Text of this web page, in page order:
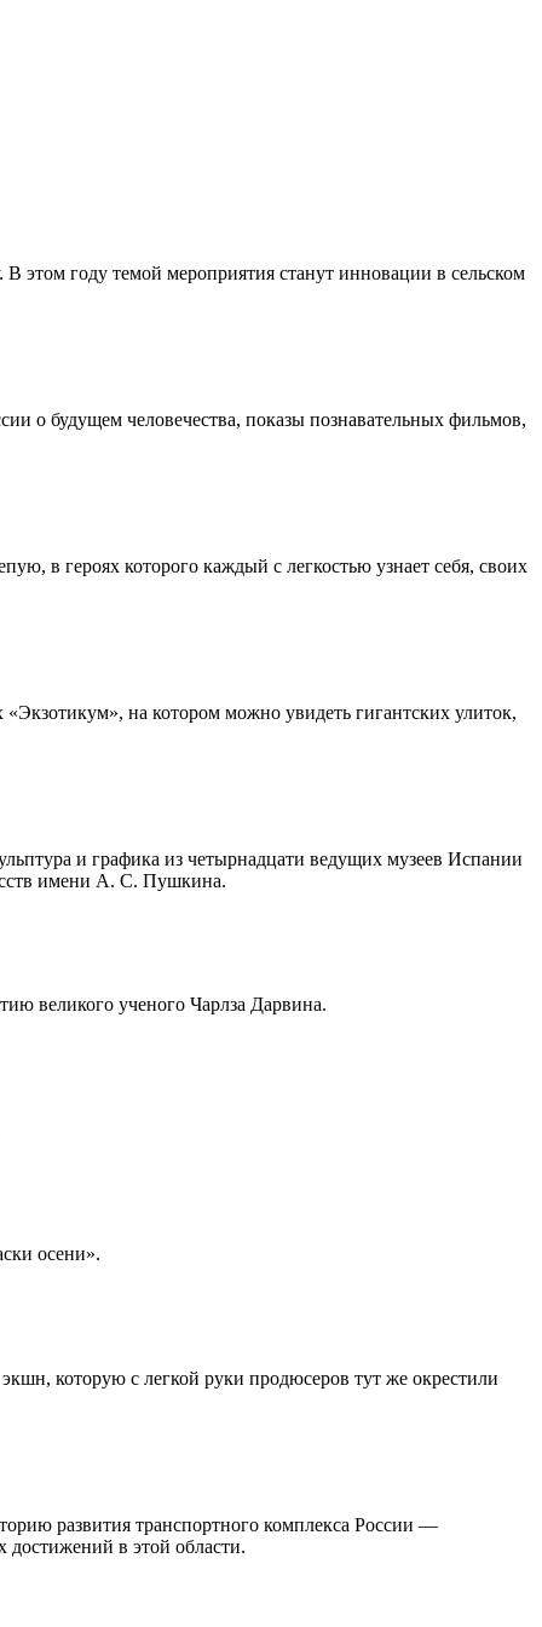
этом году темой мероприятия станут инновации в сельском
о будущем человечества, показы познавательных фильмов,
в героях которого каждый с легкостью узнает себя, своих
на котором можно увидеть гигантских улиток,
и графика из четырнадцати ведущих музеев Испании
имени А. С. Пушкина.
великого ученого Чарлза Дарвина.
осени».
которую с легкой руки продюсеров тут же окрестили
развития транспортного комплекса России —
достижений в этой области.